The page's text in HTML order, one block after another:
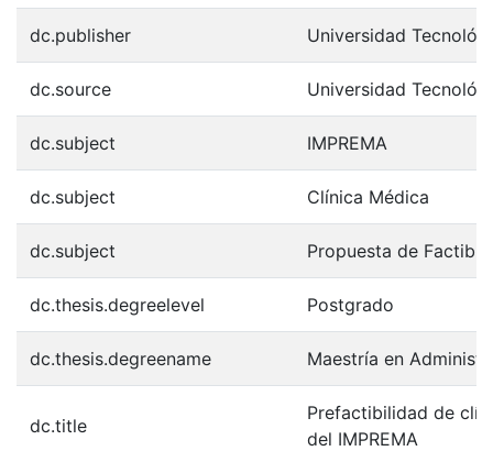
dc.publisher Universidad
dc.source Universidad
dc.subject IMPREMA
dc.subject Clínica Médica
dc.subject Propuesta de
dc.thesis.degreelevel Postgrado
dc.thesis.degreename Maestría en
dc.title
Prefactibilidad de
del IMPREMA